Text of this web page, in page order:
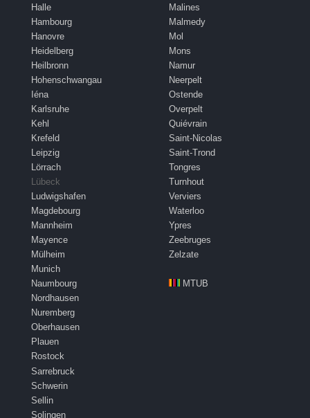
Halle
Hambourg
Hanovre
Heidelberg
Heilbronn
Hohenschwangau
Iéna
Karlsruhe
Kehl
Krefeld
Leipzig
Lörrach
Lübeck
Ludwigshafen
Magdebourg
Mannheim
Mayence
Mülheim
Munich
Naumbourg
Nordhausen
Nuremberg
Oberhausen
Plauen
Rostock
Sarrebruck
Schwerin
Sellin
Solingen
Malines
Malmedy
Mol
Mons
Namur
Neerpelt
Ostende
Overpelt
Quiévrain
Saint-Nicolas
Saint-Trond
Tongres
Turnhout
Verviers
Waterloo
Ypres
Zeebruges
Zelzate
MTUB